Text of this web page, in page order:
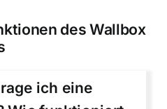
des Wallbox
ich eine